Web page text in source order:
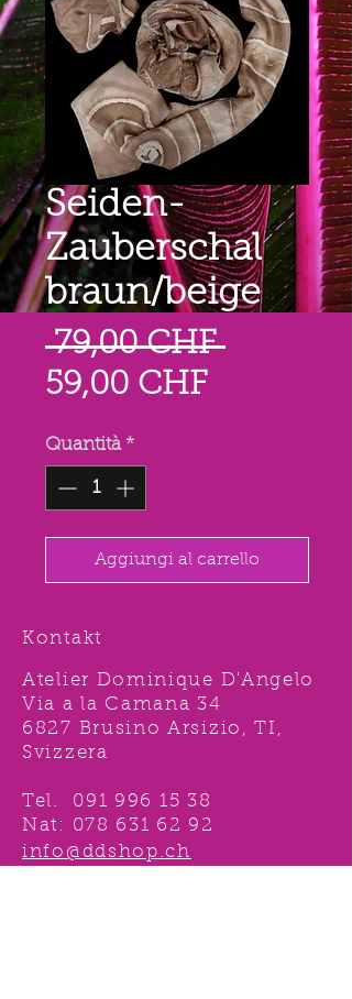
Seiden-
Zauberschal
braun/beige
79,00 CHF Prezzo
59,00 CHFPrezzo
Quantità *
Aggiungi al carrello
Kontakt
Atelier Dominique D'Angelo
Via a la Camana 34
6827 Brusino Arsizio, TI,
Svizzera
Tel. 091 996 15 38
Nat: 078 631 62 92
info@ddshop.ch